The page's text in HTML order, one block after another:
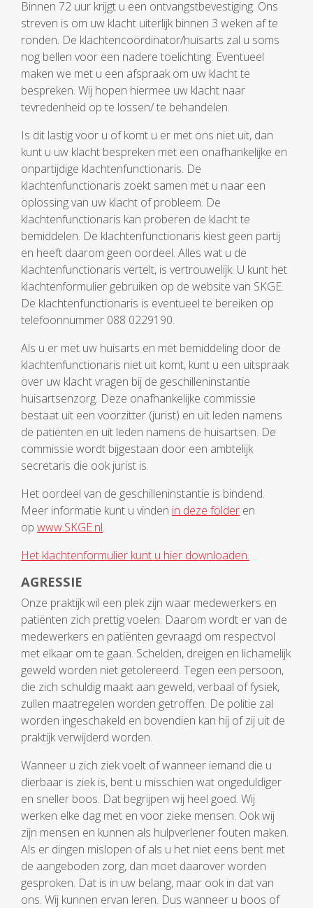
Binnen 72 uur krijgt u een ontvangstbevestiging. Ons
streven is om uw klacht uiterlijk binnen 3 weken af te
ronden. De klachtencoördinator/huisarts zal u soms
nog bellen voor een nadere toelichting. Eventueel
maken we met u een afspraak om uw klacht te
bespreken. Wij hopen hiermee uw klacht naar
tevredenheid op te lossen/ te behandelen.
Is dit lastig voor u of komt u er met ons niet uit, dan
kunt u uw klacht bespreken met een onafhankelijke en
onpartijdige klachtenfunctionaris. De
klachtenfunctionaris zoekt samen met u naar een
oplossing van uw klacht of probleem. De
klachtenfunctionaris kan proberen de klacht te
bemiddelen. De klachtenfunctionaris kiest geen partij
en heeft daarom geen oordeel. Alles wat u de
klachtenfunctionaris vertelt, is vertrouwelijk. U kunt het
klachtenformulier gebruiken op de website van SKGE.
De klachtenfunctionaris is eventueel te bereiken op
telefoonnummer 088 0229190.
Als u er met uw huisarts en met bemiddeling door de
klachtenfunctionaris niet uit komt, kunt u een uitspraak
over uw klacht vragen bij de geschilleninstantie
huisartsenzorg. Deze onafhankelijke commissie
bestaat uit een voorzitter (jurist) en uit leden namens
de patiënten en uit leden namens de huisartsen. De
commissie wordt bijgestaan door een ambtelijk
secretaris die ook jurist is.
Het oordeel van de geschilleninstantie is bindend.
Meer informatie kunt u vinden in deze folder en
op www.SKGE.nl.
Het klachtenformulier kunt u hier downloaden.
AGRESSIE
Onze praktijk wil een plek zijn waar medewerkers en
patiënten zich prettig voelen. Daarom wordt er van de
medewerkers en patiënten gevraagd om respectvol
met elkaar om te gaan. Schelden, dreigen en lichamelijk
geweld worden niet getolereerd. Tegen een persoon,
die zich schuldig maakt aan geweld, verbaal of fysiek,
zullen maatregelen worden getroffen. De politie zal
worden ingeschakeld en bovendien kan hij of zij uit de
praktijk verwijderd worden.
Wanneer u zich ziek voelt of wanneer iemand die u
dierbaar is ziek is, bent u misschien wat ongeduldiger
en sneller boos. Dat begrijpen wij heel goed. Wij
werken elke dag met en voor zieke mensen. Ook wij
zijn mensen en kunnen als hulpverlener fouten maken.
Als er dingen mislopen of als u het niet eens bent met
de aangeboden zorg, dan moet daarover worden
gesproken. Dat is in uw belang, maar ook in dat van
ons. Wij kunnen ervan leren. Dus wanneer u boos of